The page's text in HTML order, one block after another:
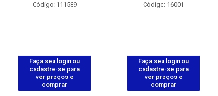
Código: 111589
Faça seu login ou
cadastre-se para
ver preços e
comprar
Código: 16001
Faça seu login ou
cadastre-se para
ver preços e
comprar